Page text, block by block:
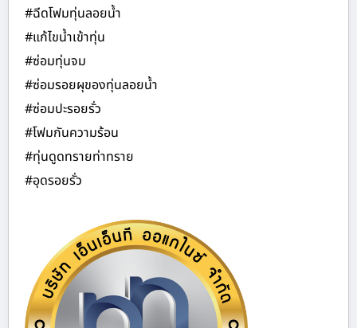
#ฉีดโฟมทุ่นลอยน้ำ
#แก้ไขน้ำเข้าทุ่น
#ซ่อมทุ่นจม
#ซ่อมรอยผุของทุ่นลอยน้ำ
#ซ่อมปะรอยรั่ว
#โฟมกันความร้อน
#ทุ่นดูดทรายท่าทราย
#อุดรอยรั่ว